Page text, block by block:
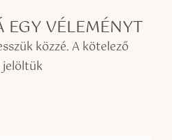
VÉLEMÉNYT
közzé.A kötelező